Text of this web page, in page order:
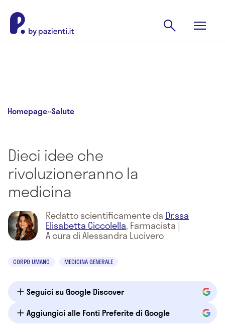
Homepage»Salute
Dieci idee che
rivoluzioneranno la
medicina
Redatto scientificamente da Dr.ssa
Elisabetta Ciccolella, Farmacista |
A cura di Alessandra Lucivero
CORPO UMANO MEDICINA GENERALE
Seguici su Google Discover
Aggiungici alle Fonti Preferite di Google